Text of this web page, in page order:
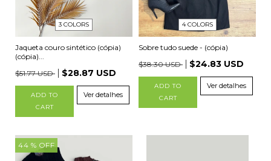
3 COLORS
Jaqueta couro sintético (cópia)
(cópia)...
$51.77 USD
$28.87 USD
ADD TO
CART
Ver detalhes
4 COLORS
Sobre tudo suede - (cópia)
$38.30 USD
$24.83 USD
ADD TO
CART
Ver detalhes
44 % OFF